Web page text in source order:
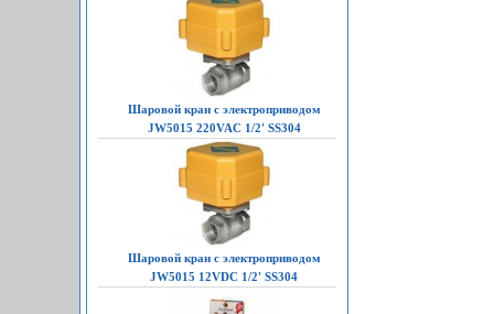
Шаровой кран с электроприводом
JW5015 220VAC 1/2' SS304
Шаровой кран с электроприводом
JW5015 12VDC 1/2' SS304